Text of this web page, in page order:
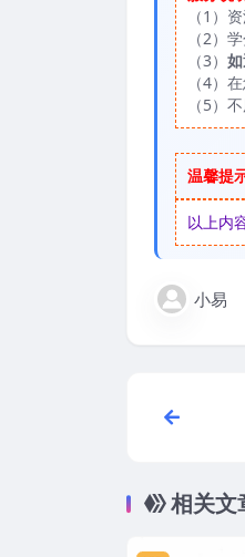
（1）
（2）
（3）
（4）
（5）
温馨提
以上内
小易
相关文